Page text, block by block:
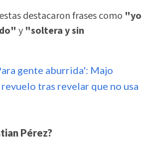
destacaron frases como "yo
y "soltera y sin
gente aburrida': Majo
revuelo tras revelar que no usa
Pérez?